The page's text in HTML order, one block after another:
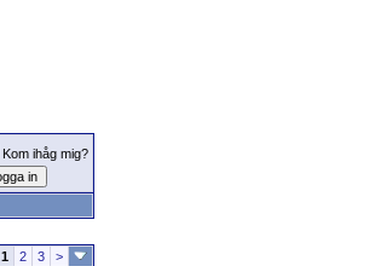
Kom ihåg mig?
1 2 3 >